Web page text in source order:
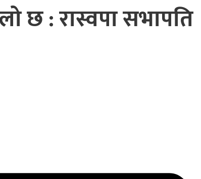
छ : रास्वपा सभापति